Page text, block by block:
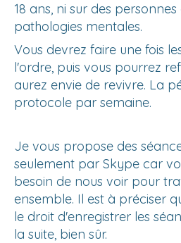
18 ans, ni sur des
pathologies mentales.
Vous devrez faire une fois
l'ordre, puis vous pourrez
aurez envie de revivre. La
protocole par semaine.
Je vous propose des
seulement par Skype car
besoin de nous voir pour
ensemble. Il est à préciser
le droit d'enregistrer les
la suite, bien sûr.